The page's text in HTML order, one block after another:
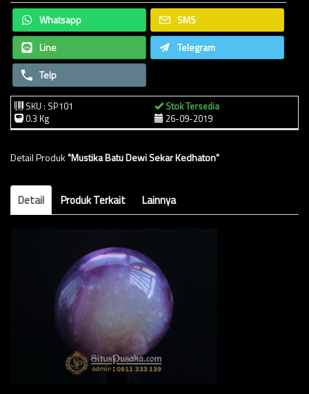
Whatsapp
SMS
Line
Telegram
Telp
SKU : SP101
Stok Tersedia
0.3 Kg
26-09-2019
Detail Produk"Mustika Batu Dewi Sekar Kedhaton"
Detail Produk Terkait Lainnya